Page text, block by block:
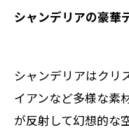
シャンデリアの豪華
シャンデリアはクリ
イアンなど多様な素
が反射して幻想的な